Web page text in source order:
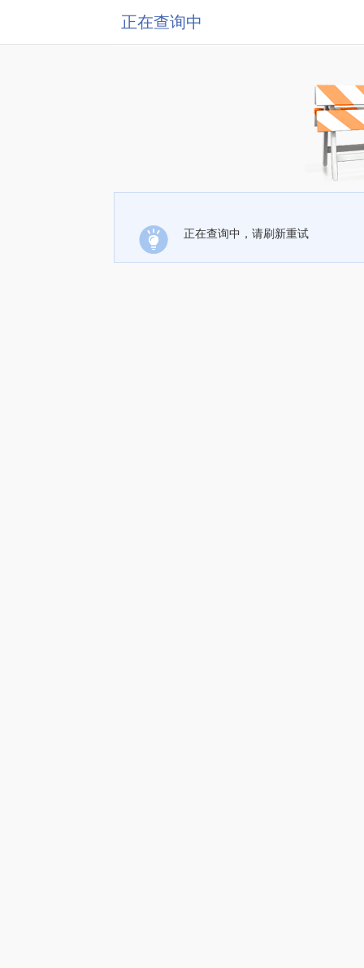
正在查询中
正在查询中，请刷新重试